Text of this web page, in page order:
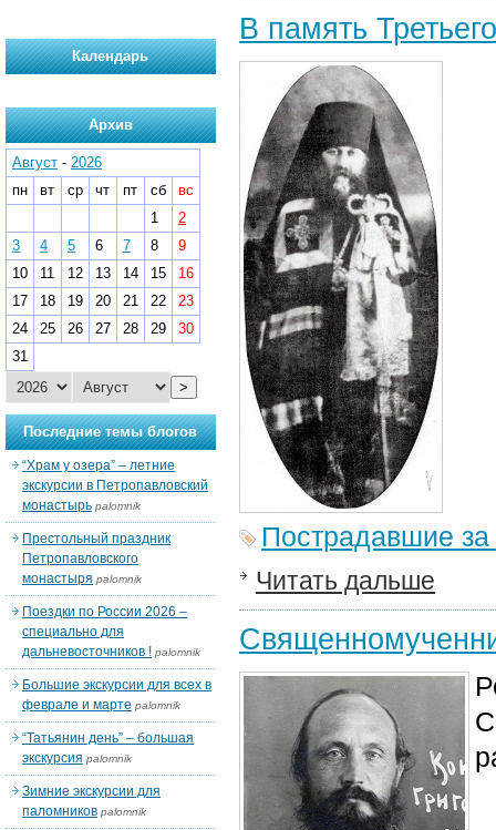
В память
Пострадавшие за
Читать дальше
Календарь
Архив
Август - 2026
пн
вт ср чт пт сб
вс
1
2
3
4 5 6 7 8
9
10
11 12 13 14 15
16
17
18 19 20 21 22
23
24
25 26 27 28 29
30
31
>
Последние темы блогов
“Храм у озера” – летние
экскурсии в Петропавловский
монастырь palomnik
Престольный праздник
Петропавловского
монастыря palomnik
Поездки по России 2026 –
специально для
дальневосточников ! palomnik
Большие экскурсии для всех в
феврале и марте palomnik
“Татьянин день” – большая
экскурсия palomnik
Зимние экскурсии для
паломников palomnik